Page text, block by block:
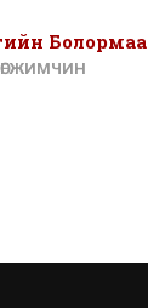
Болормаа